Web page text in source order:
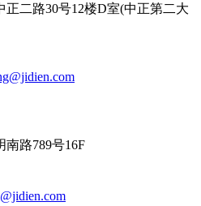
二路30号12楼D室(中正第二大
路789号16F